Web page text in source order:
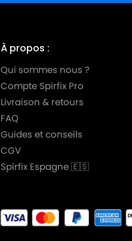
À propos :
Qui sommes nous ?
Compte Spirfix Pro
Livraison & retours
FAQ
Guides et conseils
CGV
Spirfix Espagne 🇪🇸